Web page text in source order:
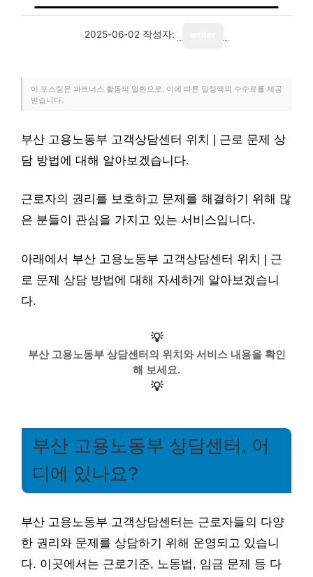
2025-06-02 작성자:
이 포스팅은 파트너스 활동의 일환으로, 이에 따른 일정액의 수수료를 제공
받습니다.
부산 고용노동부 고객상담센터 위치 | 근로 문제 상
담 방법에 대해 알아보겠습니다.
근로자의 권리를 보호하고 문제를 해결하기 위해 많
은 분들이 관심을 가지고 있는 서비스입니다.
아래에서 부산 고용노동부 고객상담센터 위치 | 근
로 문제 상담 방법에 대해 자세하게 알아보겠습니
다.
💡
부산 고용노동부 상담센터의 위치와 서비스 내용을 확인
해 보세요.
💡
부산 고용노동부 상담센터, 어
디에 있나요?
부산 고용노동부 고객상담센터는 근로자들의 다양
한 권리와 문제를 상담하기 위해 운영되고 있습니
다. 이곳에서는 근로기준, 노동법, 임금 문제 등 다